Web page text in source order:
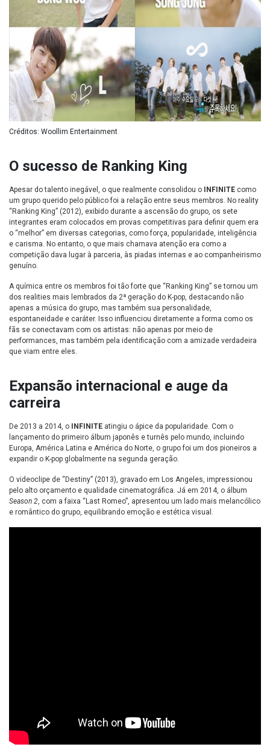
Créditos: Woollim Entertainment
O sucesso de Ranking King
Apesar do talento inegável, o que realmente consolidou o INFINITE como
um grupo querido pelo público foi a relação entre seus membros. No reality
“Ranking King” (2012), exibido durante a ascensão do grupo, os sete
integrantes eram colocados em provas competitivas para definir quem era
o “melhor” em diversas categorias, como força, popularidade, inteligência
e carisma. No entanto, o que mais chamava atenção era como a
competição dava lugar à parceria, às piadas internas e ao companheirismo
genuíno.
A química entre os membros foi tão forte que “Ranking King” se tornou um
dos realities mais lembrados da 2ª geração do K-pop, destacando não
apenas a música do grupo, mas também sua personalidade,
espontaneidade e caráter. Isso influenciou diretamente a forma como os
fãs se conectavam com os artistas: não apenas por meio de
performances, mas também pela identificação com a amizade verdadeira
que viam entre eles.
Expansão internacional e auge da
carreira
De 2013 a 2014, o INFINITE atingiu o ápice da popularidade. Com o
lançamento do primeiro álbum japonês e turnês pelo mundo, incluindo
Europa, América Latina e América do Norte, o grupo foi um dos pioneiros a
expandir o K-pop globalmente na segunda geração.
O videoclipe de “Destiny” (2013), gravado em Los Angeles, impressionou
pelo alto orçamento e qualidade cinematográfica. Já em 2014, o álbum
Season 2, com a faixa “Last Romeo”, apresentou um lado mais melancólico
e romântico do grupo, equilibrando emoção e estética visual.